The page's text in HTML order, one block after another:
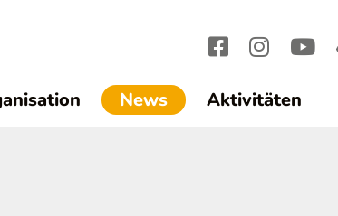
News(current)1
Aktivitäten